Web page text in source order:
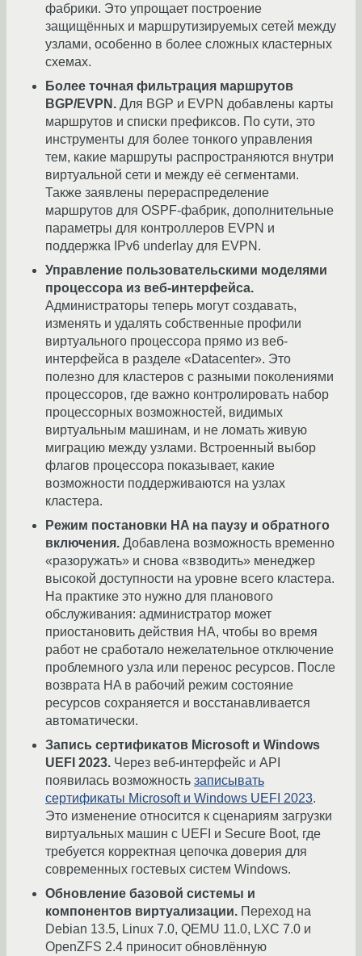
фабрики. Это упрощает построение
защищённых и маршрутизируемых сетей между
узлами, особенно в более сложных кластерных
схемах.
Более точная фильтрация маршрутов
BGP/EVPN. Для BGP и EVPN добавлены карты
маршрутов и списки префиксов. По сути, это
инструменты для более тонкого управления
тем, какие маршруты распространяются внутри
виртуальной сети и между её сегментами.
Также заявлены перераспределение
маршрутов для OSPF-фабрик, дополнительные
параметры для контроллеров EVPN и
поддержка IPv6 underlay для EVPN.
Управление пользовательскими моделями
процессора из веб-интерфейса.
Администраторы теперь могут создавать,
изменять и удалять собственные профили
виртуального процессора прямо из веб-
интерфейса в разделе «Datacenter». Это
полезно для кластеров с разными поколениями
процессоров, где важно контролировать набор
процессорных возможностей, видимых
виртуальным машинам, и не ломать живую
миграцию между узлами. Встроенный выбор
флагов процессора показывает, какие
возможности поддерживаются на узлах
кластера.
Режим постановки HA на паузу и обратного
включения. Добавлена возможность временно
«разоружать» и снова «взводить» менеджер
высокой доступности на уровне всего кластера.
На практике это нужно для планового
обслуживания: администратор может
приостановить действия HA, чтобы во время
работ не сработало нежелательное отключение
проблемного узла или перенос ресурсов. После
возврата HA в рабочий режим состояние
ресурсов сохраняется и восстанавливается
автоматически.
Запись сертификатов Microsoft и Windows
UEFI 2023. Через веб-интерфейс и API
появилась возможность записывать
сертификаты Microsoft и Windows UEFI 2023.
Это изменение относится к сценариям загрузки
виртуальных машин с UEFI и Secure Boot, где
требуется корректная цепочка доверия для
современных гостевых систем Windows.
Обновление базовой системы и
компонентов виртуализации. Переход на
Debian 13.5, Linux 7.0, QEMU 11.0, LXC 7.0 и
OpenZFS 2.4 приносит обновлённую